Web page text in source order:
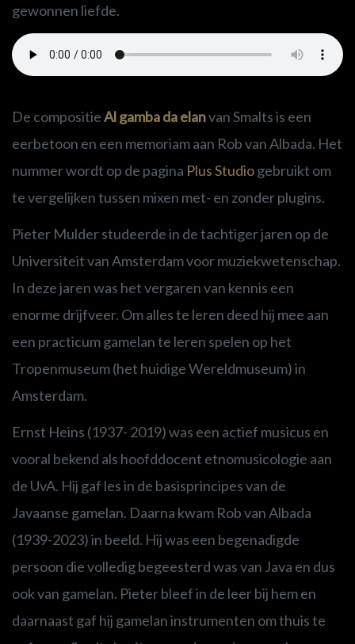
gewonnen liefde.
De compositieAl gamba da elanvan Smalts is een
eerbetoon en een memoriam aan Rob van Albada. Het
nummer wordt op de pagina Plus Studiogebruikt om
te vergelijken tussen mixen met- en zonder plugins.
Pieter Mulder studeerde in detachtiger jaren op de
Universiteit van Amsterdam voor muziekwetenschap.
In deze jaren was het vergaren van kennis een
enorme drijfveer. Om alles te leren deed hij mee aan
een practicumgamelan te leren spelen op het
Tropenmuseum (het huidige Wereldmuseum) in
Amsterdam.
Ernst Heins (1937- 2019) was een actief musicus en
vooral bekend als hoofddocent etnomusicologie aan
de UvA. Hij gaf les in de basisprincipes van de
Javaanse gamelan. Daarna kwam Rob van Albada
(1939-2023) in beeld. Hij was een begenadigde
persoon die volledig begeesterd was van Java en dus
ook van gamelan. Pieter bleef in de leer bij hem en
daarnaast gaf hij gamelan instrumenten om thuis te